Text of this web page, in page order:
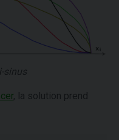
sinus
, la solution prend